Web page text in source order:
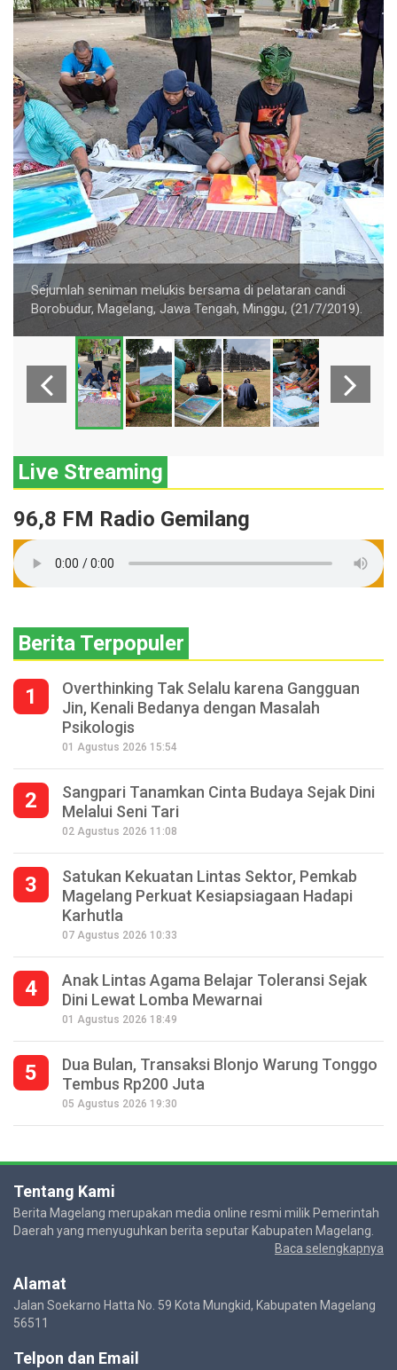
Sejumlah seniman melukis bersama di pelataran candi
Borobudur, Magelang, Jawa Tengah, Minggu, (21/7/2019).
Live Streaming
96,8 FM Radio Gemilang
Berita Terpopuler
1
Overthinking Tak Selalu karena Gangguan
Jin, Kenali Bedanya dengan Masalah
Psikologis
01 Agustus 2026 15:54
2
Sangpari Tanamkan Cinta Budaya Sejak Dini
Melalui Seni Tari
02 Agustus 2026 11:08
3
Satukan Kekuatan Lintas Sektor, Pemkab
Magelang Perkuat Kesiapsiagaan Hadapi
Karhutla
07 Agustus 2026 10:33
4
Anak Lintas Agama Belajar Toleransi Sejak
Dini Lewat Lomba Mewarnai
01 Agustus 2026 18:49
5
Dua Bulan, Transaksi Blonjo Warung Tonggo
Tembus Rp200 Juta
05 Agustus 2026 19:30
Tentang Kami
Berita Magelang merupakan media online resmi milik Pemerintah
Daerah yang menyuguhkan berita seputar Kabupaten Magelang.
Baca selengkapnya
Alamat
Jalan Soekarno Hatta No. 59 Kota Mungkid, Kabupaten Magelang
56511
Telpon dan Email